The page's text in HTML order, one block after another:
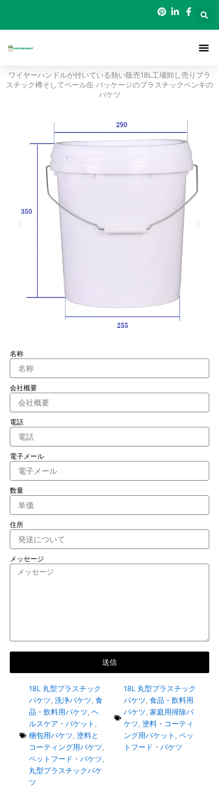
を
ワイヤーハンドルが付いている熱い販売18L工場卸し売りプラ
スチック樽そしてペール缶 パッケージのプラスチックペンキの
バケツ
名称
会社概要
電話
電子メール
数量
住所
メッセージ
送信
18L 丸型プラスチック
バケツ, 洗浄バケツ, 食
品・飲料用バケツ, ヘ
ルスケア・バケット ,
梱包用バケツ, 塗料と
コーティング用バケツ,
ペットフード・バケツ,
丸型プラスチックバケ
ツ
18L 丸型プラスチック
バケツ, 食品・飲料用
バケツ, 家庭用掃除バ
ケツ, 塗料・コーティ
ング用バケット , ペッ
トフード・バケツ